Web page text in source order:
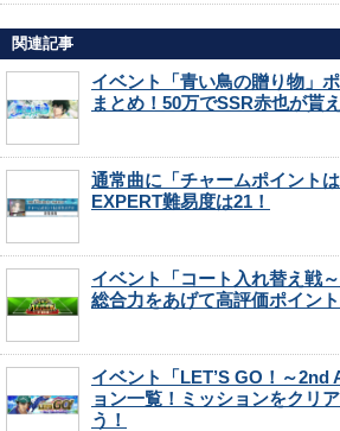
関連記事
イベント「青い鳥の贈り物」
まとめ！50万でSSR赤也が貰
通常曲に「チャームポイント
EXPERT難易度は21！
イベント「コート入れ替え戦
総合力をあげて高評価ポイン
イベント「LET’S GO！～
ョン一覧！ミッションをクリ
う！